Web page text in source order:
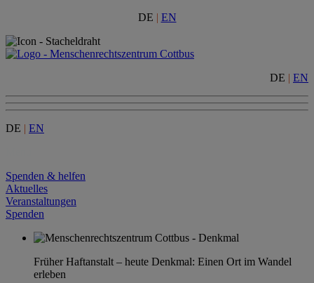
DE | EN
DE | EN
DE | EN
Spenden & helfen
Aktuelles
Veranstaltungen
Spenden
Früher Haftanstalt – heute Denkmal: Einen Ort im Wandel
erleben